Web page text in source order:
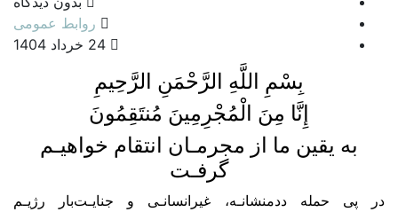
روابط عمومی
بِسْمِ اللَّهِ الرَّحْمَنِ الرَّحِيمِ
إِنَّا مِنَ الْمُجْرِمِینَ مُنتَقِمُونَ
به یقین ما از مجرمـان انتقام خواهیـم
گرفـت
پی حمله ددمنشانـه، غیرانسانـی و جنایـت‌بار رژیـم